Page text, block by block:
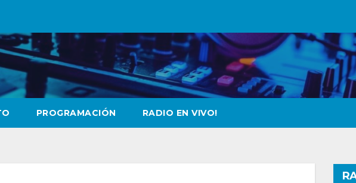
PROGRAMACIÓN RADIO EN VIVO!